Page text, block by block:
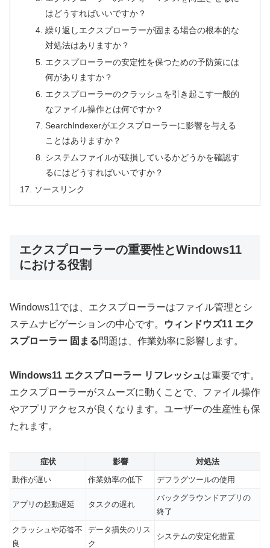
はどうすればいいですか？
繰り返しエクスプローラーが固まる場合の根本的な
対処法はありますか？
エクスプローラーの安定性を保つための予防策には
何がありますか？
エクスプローラーのクラッシュを引き起こす一般的
なファイル操作とは何ですか？
SearchIndexerがエクスプローラーに影響を与える
ことはありますか？
システムファイルが破損しているかどうかを確認す
るにはどうすればいいですか？
ソースリンク
エクスプローラーの重要性とWindows11
における役割
Windows11では、エクスプローラーはファイル管理とシ
ステムナビゲーションの中心です。
ウィンドウズ11 エク
スプローラー 固まる問題は、作業効率に影響します。
Windows11 エクスプローラー リフレッシュは重要です。
エクスプローラーがスムーズに動くことで、ファイル操作
やアプリアクセスが良くなります。ユーザーの生産性も保
たれます。
症状 影響
対処法
動作が遅い
作業効率の低下 デフラグツールの使用
アプリの起動遅延 タスクの遅れ
バックグラウンドアプリの
終了
クラッシュや応答不
良
データ損失のリス
ク
システムの安定化措置